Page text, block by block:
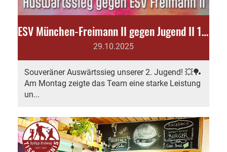
ESV München-Freimann II gegen Jugend II 1:9
29.10.2025
Souveräner Auswärtssieg unserer 2. Jugend! 💥🏓
Am Montag zeigte das Team eine starke Leistung
un...